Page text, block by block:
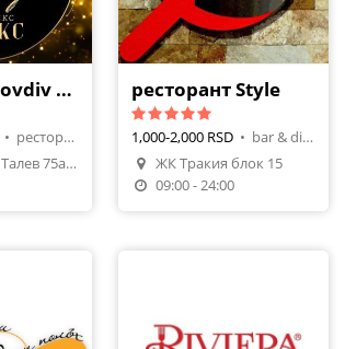
Live club Plovdiv в к-с ДАИКС
•
ресторант, българска кухня
ул. Димитър Талев 75а (комплекс ДАИКС)
ресторант Style
1,000-2,000 RSD •
bar & dinner, скара, барбекю
ЖК Тракия блок 15
09:00 - 24:00